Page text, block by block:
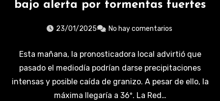
bajo alerta por tormentas fuertes
23/01/2025 No hay comentarios
Esta mañana, la pronosticadora local advirtió que
pasado el mediodía podrían darse precipitaciones
intensas y posible caída de granizo. A pesar de ello, la
máxima llegaría a 36º. La Red…